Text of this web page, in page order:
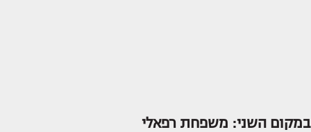
במקום השני: משפחת רפאלי